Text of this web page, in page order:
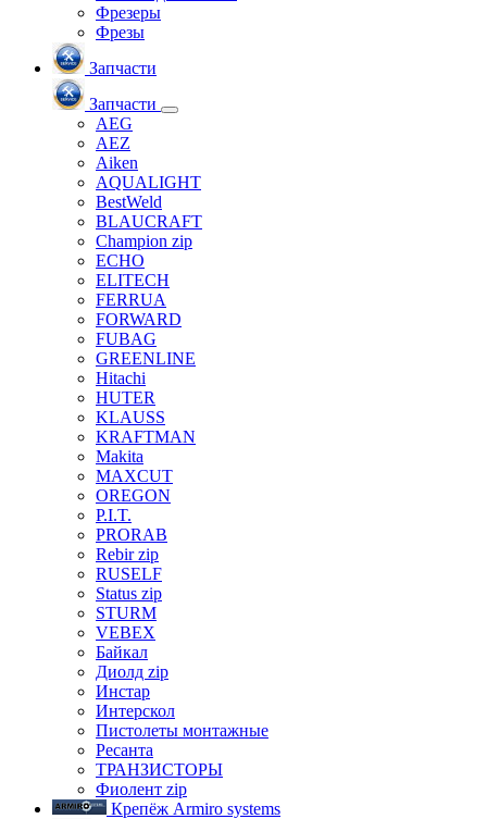
Фрезеры
Фрезы
Запчасти
Запчасти
AEG
AEZ
Aiken
AQUALIGHT
BestWeld
BLAUCRAFT
Champion zip
ECHO
ELITECH
FERRUA
FORWARD
FUBAG
GREENLINE
Hitachi
HUTER
KLAUSS
KRAFTMAN
Makita
MAXCUT
OREGON
P.I.T.
PRORAB
Rebir zip
RUSELF
Status zip
STURM
VEBEX
Байкал
Диолд zip
Инстар
Интерскол
Пистолеты монтажные
Ресанта
ТРАНЗИСТОРЫ
Фиолент zip
Крепёж Armiro systems